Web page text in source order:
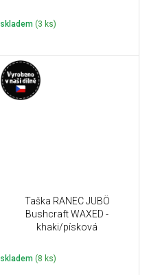
skladem (3 ks)
Taška RANEC JUBÖ
Bushcraft WAXED -
khaki/písková
skladem (8 ks)